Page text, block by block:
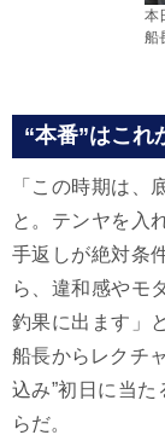
本
船
“本番”はこれ
「この時期は、
と。テンヤを入
手返しが絶対条
ら、違和感やモ
釣果に出ます」
船長からレクチ
込み”初日に当た
らだ。